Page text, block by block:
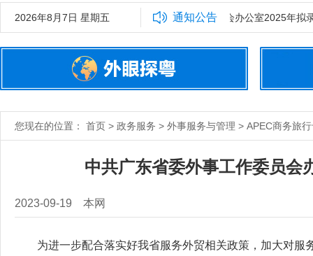
2026年8月7日 星期五 通知公告
中共广东省委外事工作委员会办公室2025年拟录
您现在的位置： 首页 > 政务服务 > 外事服务与管理 > APEC商务旅
中共广东省委外事工作委员会
2023-09-19 本网
为进一步配合落实好我省服务外贸相关政策，加大对服